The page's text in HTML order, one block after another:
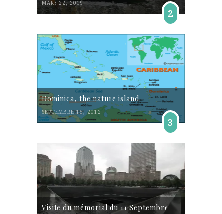
MARS 22, 2019
2
Dominica, the nature island
SEPTEMBRE 15, 2012
3
Visite du mémorial du 11 Septembre